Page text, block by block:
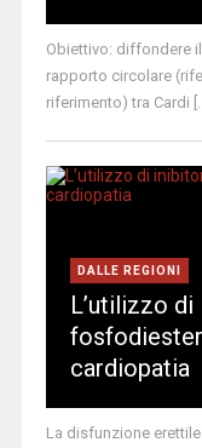
Obiettivo: diffondere
rapporto circolare
riferimento) tra Cardi
DALLE REGIONI
L’utilizzo
cardiopatia
La disfunzione